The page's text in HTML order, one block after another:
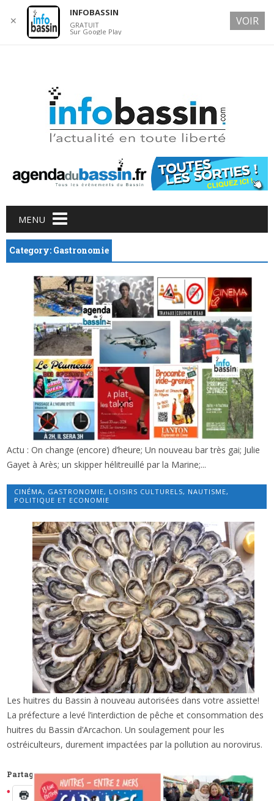
Main menu
content
MENU
Category: Gastronomie
INFOS D’ICI, LES SORTIES ET FILMS CETTE
SEMAINE
x
Actu : On change (encore) d’heure; Un nouveau bar très gai; Julie
Gayet à Arès; un skipper hélitreuillé par la Marine;...
CINÉMA, GASTRONOMIE, LOISIRS CULTURELS, NAUTISME,
POLITIQUE ET ECONOMIE
LES HUITRES DU BASSIN À NOUVEAU
AUTORISÉES DANS VOTRE ASSIETTE!
x
Les huitres du Bassin à nouveau autorisées dans votre assiette!
La préfecture a levé l’interdiction de pêche et consommation des
huitres du Bassin d’Arcachon. Un soulagement pour les
ostréiculteurs, durement impactées par la pollution au norovirus.
Partager :
Imprimer Facebook
✕
INFOBASSIN
GRATUIT
Sur Google Play
VOIR